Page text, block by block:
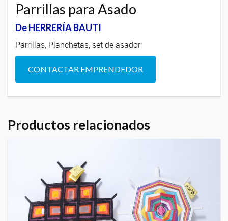
Parrillas para Asado
De HERRERÍA BAUTI
Parrillas, Planchetas, set de asador
CONTACTAR EMPRENDEDOR
Productos relacionados